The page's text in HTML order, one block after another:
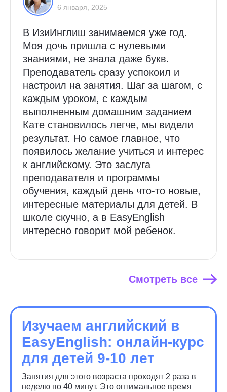
Смотреть все
6 января, 2025
В ИзиИнглиш занимаемся уже год.
Моя дочь пришла с нулевыми
знаниями, не знала даже букв.
Преподаватель сразу успокоил и
настроил на занятия. Шаг за шагом, с
каждым уроком, с каждым
выполненным домашним заданием
Кате становилось легче, мы видели
результат. Но самое главное, что
появилось желание учиться и интерес
к английскому. Это заслуга
преподавателя и программы
обучения, каждый день что-то новые,
интересные материалы для детей. В
школе скучно, а в EasyEnglish
интересно говорит мой ребенок.
Изучаем английский в
EasyEnglish: онлайн-курс
для детей 9-10 лет
Занятия для этого возраста проходят 2 раза в
неделю по 40 минут. Это оптимальное время